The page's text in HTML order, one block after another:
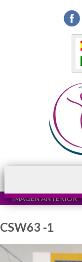
IMAGEN ANTERIOR
CSW63 -1